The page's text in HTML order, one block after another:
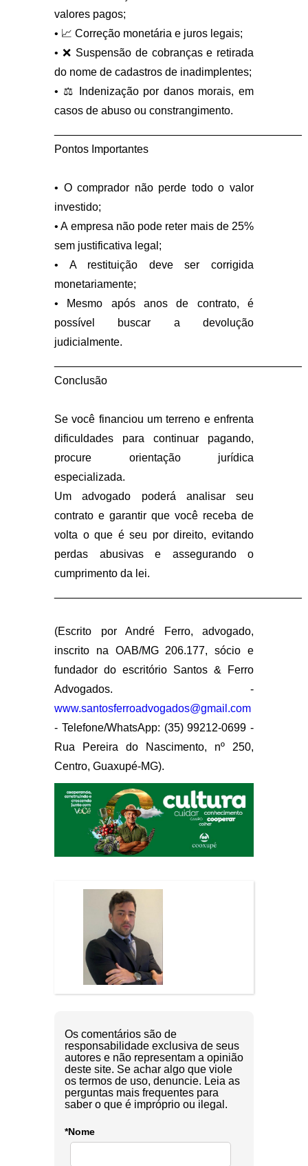
valores pagos;
• 📈 Correção monetária e juros legais;
• ❌ Suspensão de cobranças e retirada
do nome de cadastros de inadimplentes;
• ⚖️
Indenização por danos morais, em
casos de abuso ou constrangimento.
Pontos Importantes
• O comprador não perde todo o valor
investido;
• A empresa não pode reter mais de 25%
sem justificativa legal;
• A restituição deve ser corrigida
monetariamente;
• Mesmo após anos de contrato, é
possível buscar a devolução
judicialmente.
Conclusão
Se você financiou um terreno e enfrenta
dificuldades para continuar pagando,
procure orientação jurídica
especializada.
Um advogado poderá analisar seu
contrato e garantir que você receba de
volta o que é seu por direito, evitando
perdas abusivas e assegurando o
cumprimento da lei.
(Escrito por André Ferro, advogado,
inscrito na OAB/MG 206.177, sócio e
fundador do escritório Santos & Ferro
Advogados. -
www.santosferroadvogados@gmail.com
- Telefone/WhatsApp: (35) 99212-0699 -
Rua Pereira do Nascimento, nº 250,
Centro, Guaxupé-MG).
Os comentários são de
responsabilidade exclusiva de seus
autores e não representam a opinião
deste site. Se achar algo que viole
os termos de uso, denuncie. Leia as
perguntas mais frequentes para
saber o que é impróprio ou ilegal.
*Nome